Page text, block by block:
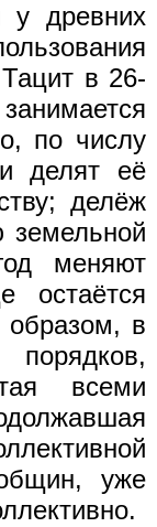
у древних
в 26-
по числу
делят её
делёж
земельной
меняют
остаётся
образом, в
всеми
уже